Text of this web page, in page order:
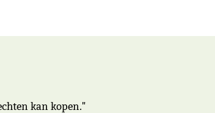
kan kopen."